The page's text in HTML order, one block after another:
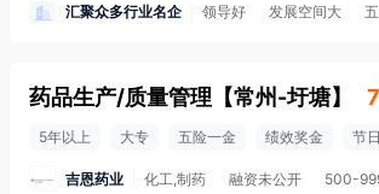
汇聚众多行业名企 领导好 发展空间大
药品生产/质量管理 【常州-圩塘】
5年以上 大专 五险一金 绩效奖金 节
吉恩药业 化工,制药 融资未公开 500-